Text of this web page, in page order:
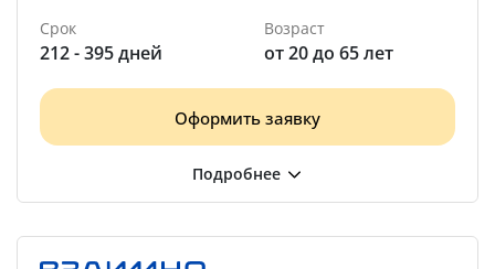
Срок
212 - 395 дней
Возраст
от 20 до 65 лет
Оформить заявку